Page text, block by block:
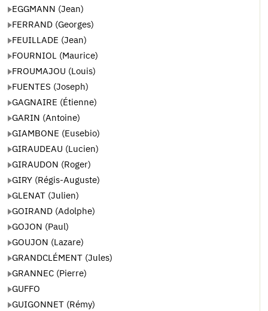
EGGMANN (Jean)
FERRAND (Georges)
FEUILLADE (Jean)
FOURNIOL (Maurice)
FROUMAJOU (Louis)
FUENTES (Joseph)
GAGNAIRE (Étienne)
GARIN (Antoine)
GIAMBONE (Eusebio)
GIRAUDEAU (Lucien)
GIRAUDON (Roger)
GIRY (Régis-Auguste)
GLENAT (Julien)
GOIRAND (Adolphe)
GOJON (Paul)
GOUJON (Lazare)
GRANDCLÉMENT (Jules)
GRANNEC (Pierre)
GUFFO
GUIGONNET (Rémy)